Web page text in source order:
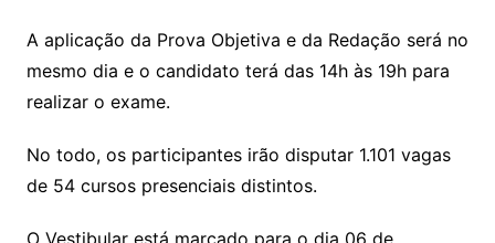
A aplicação da Prova Objetiva e da Redação será no
mesmo dia e o candidato terá das 14h às 19h para
realizar o exame.
No todo, os participantes irão disputar 1.101 vagas
de 54 cursos presenciais distintos.